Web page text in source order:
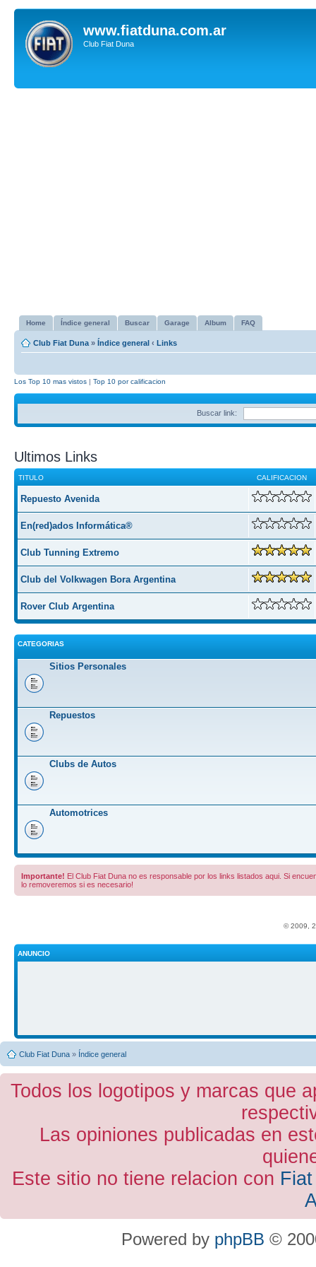
www.fiatduna.com.ar
Club Fiat Duna
Home Índice general Buscar Garage Album FAQ
Club Fiat Duna » Índice general ‹ Links
Los Top 10 mas vistos | Top 10 por calificacion
Buscar link:
Ultimos Links
TITULO CALIFICACION
Repuesto Avenida
En(red)ados Informática®
Club Tunning Extremo
Club del Volkwagen Bora Argentina
Rover Club Argentina
CATEGORIAS
Sitios Personales
Repuestos
Clubs de Autos
Automotrices
Importante! El Club Fiat Duna no es responsable por los links listados aqui. Si
lo removeremos si es necesario!
© 2009,
ANUNCIO
Club Fiat Duna » Índice general
Todos los logotipos y marcas que
Las opiniones publicadas en
Este sitio no tiene relacion con
Powered by phpBB ©